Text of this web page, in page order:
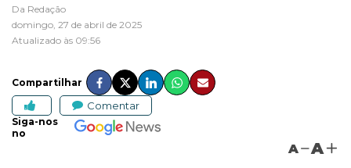
Da Redação
domingo, 27 de abril de 2025
Atualizado às 09:56
Compartilhar
Comentar
Siga-nos
no
A A